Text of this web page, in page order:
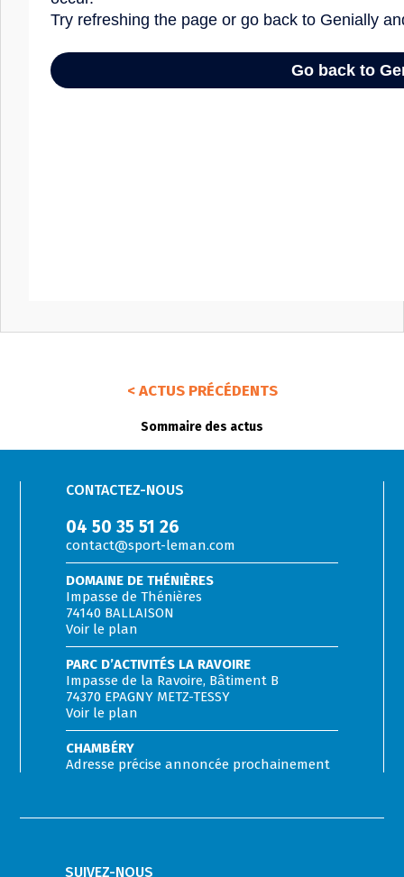
< ACTUS PRÉCÉDENTS
Sommaire des actus
CONTACTEZ-NOUS
04 50 35 51 26
contact@sport-leman.com
DOMAINE DE THÉNIÈRES
Impasse de Thénières
74140 BALLAISON
Voir le plan
PARC D’ACTIVITÉS LA RAVOIRE
Impasse de la Ravoire, Bâtiment B
74370 EPAGNY METZ-TESSY
Voir le plan
CHAMBÉRY
Adresse précise annoncée prochainement
SUIVEZ-NOUS